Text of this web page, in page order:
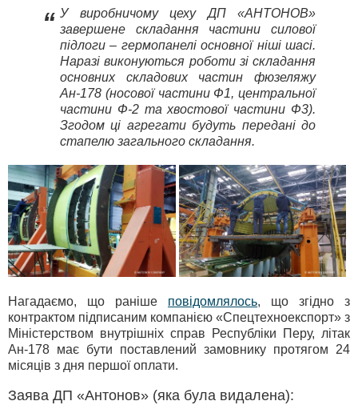
“ У виробничому цеху ДП «АНТОНОВ»
завершене складання частини силової
підлоги – гермопанелі основної ніші шасі.
Наразі виконуються роботи зі складання
основних складових частин фюзеляжу
Ан-178 (носової частини Ф1, центральної
частини Ф-2 та хвостової частини Ф3).
Згодом ці агрегати будуть передані до
стапелю загального складання.
Нагадаємо, що раніше повідомлялось, що згідно з
контрактом підписаним компанією «Спецтехноекспорт» з
Міністерством внутрішніх справ Республіки Перу, літак
Ан-178 має бути поставлений замовнику протягом 24
місяців з дня першої оплати.
Заява ДП «Антонов» (яка була видалена):